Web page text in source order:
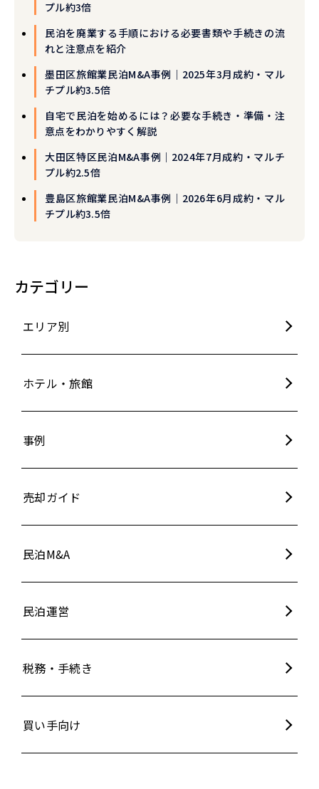
プル約3倍
民泊を廃業する手順における必要書類や手続きの流
れと注意点を紹介
墨田区旅館業民泊M&A事例｜2025年3月成約・マル
チプル約3.5倍
自宅で民泊を始めるには？必要な手続き・準備・注
意点をわかりやすく解説
大田区特区民泊M&A事例｜2024年7月成約・マルチ
プル約2.5倍
豊島区旅館業民泊M&A事例｜2026年6月成約・マル
チプル約3.5倍
カテゴリー
エリア別
ホテル・旅館
事例
売却ガイド
民泊M&A
民泊運営
税務・手続き
買い手向け